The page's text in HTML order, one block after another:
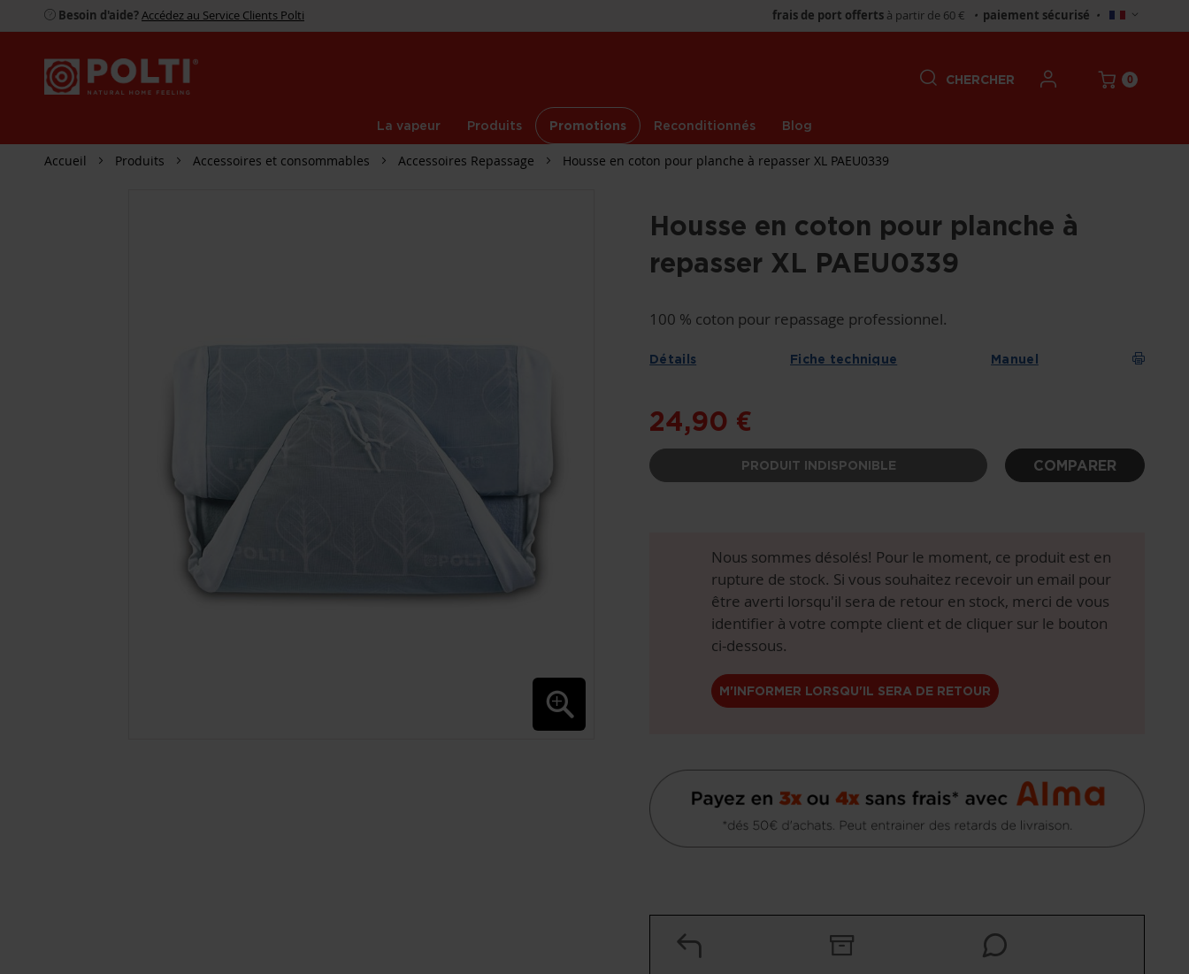
Besoin d'aide?Accédez au Service Clients Polti frais de port offerts à partir de 60 € • paiement sécurisé •
Choisir
un
La vapeur Produits Promotions Reconditionnés Blog
CHERCHER 0
Accueil Produits Accessoires et consommables Accessoires Repassage Housse en coton pour planche à repasser XL PAEU0339
Housse en coton pour planche à
repasser XL PAEU0339
100 % coton pour repassage professionnel.
Détails Fiche technique Manuel
24,90 €
PRODUIT INDISPONIBLE COMPARER
Nous sommes désolés! Pour le moment, ce produit est en
rupture de stock. Si vous souhaitez recevoir un email pour
être averti lorsqu'il sera de retour en stock, merci de vous
identifier à votre compte client et de cliquer sur le bouton
ci-dessous.
M'INFORMER LORSQU'IL SERA DE RETOUR